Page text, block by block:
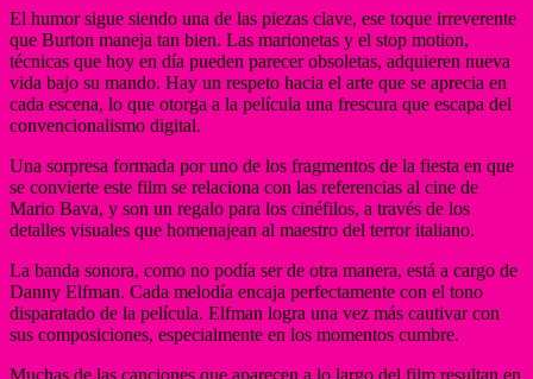
El humor sigue siendo una de las piezas clave, ese toque irreverente
que Burton maneja tan bien. Las marionetas y el stop motion,
técnicas que hoy en día pueden parecer obsoletas, adquieren nueva
vida bajo su mando. Hay un respeto hacia el arte que se aprecia en
cada escena, lo que otorga a la película una frescura que escapa del
convencionalismo digital.
Una sorpresa formada por uno de los fragmentos de la fiesta en que
se convierte este film se relaciona con las referencias al cine de
Mario Bava, y son un regalo para los cinéfilos, a través de los
detalles visuales que homenajean al maestro del terror italiano.
La banda sonora, como no podía ser de otra manera, está a cargo de
Danny Elfman. Cada melodía encaja perfectamente con el tono
disparatado de la película. Elfman logra una vez más cautivar con
sus composiciones, especialmente en los momentos cumbre.
Muchas de las canciones que aparecen a lo largo del film resultan en